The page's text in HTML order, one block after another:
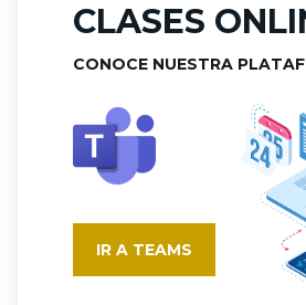
CLASES
CONOCE NUESTRA
IR A TEAMS